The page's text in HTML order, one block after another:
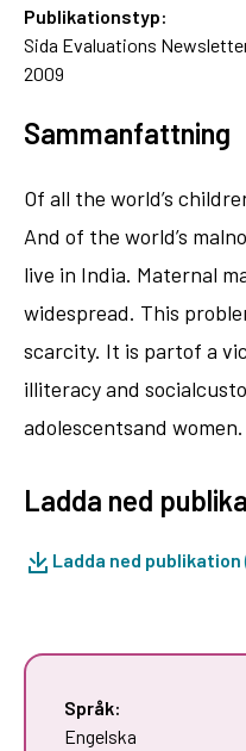
Publikationstyp:
Sida Evaluations
2009
Sammanfattning
Of all the world’s
And of the world’s
live in India. Maternal
widespread. This
scarcity. It is partof a
illiteracy and
adolescentsand women.
Ladda ned
Ladda ned publikation
Språk:
Engelska